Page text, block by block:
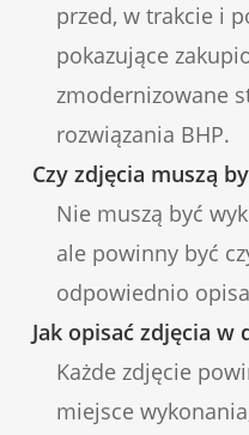
przed, w trakcie i
pokazujące
zmodernizowane
rozwiązania BHP.
Czy zdjęcia muszą
Nie muszą być
ale powinny być
odpowiednio
Jak opisać zdjęcia w
Każde zdjęcie
miejsce